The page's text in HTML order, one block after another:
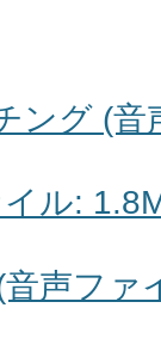
ング (音
ル:
声ファ